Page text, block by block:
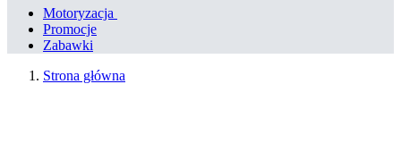
Motoryzacja
Promocje
Zabawki
Strona główna